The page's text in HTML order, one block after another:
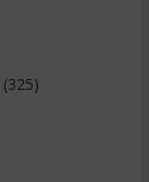
(325)